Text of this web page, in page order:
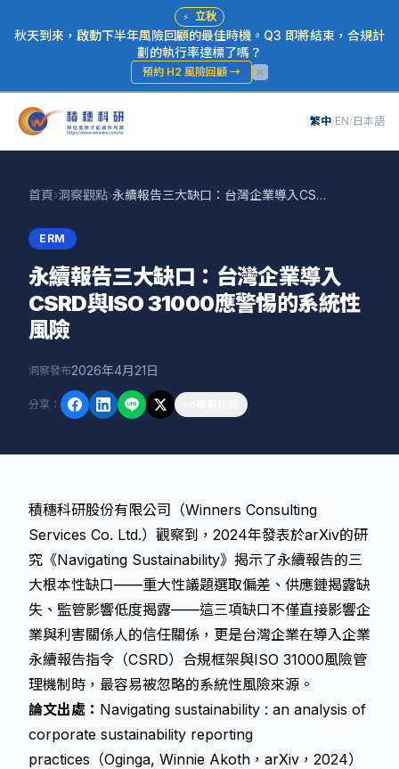
⚡ 立秋
秋天到來，啟動下半年風險回顧的最佳時機。Q3 即將結束，合規計
劃的執行率達標了嗎？
預約 H2 風險回顧 →
繁中/EN/日本語
首頁›洞察觀點› 永續報告三大缺口：台灣企業導入CSRD與ISO 31000應警惕的系統性風險
ERM
永續報告三大缺口：台灣企業導入
CSRD與ISO 31000應警惕的系統性
風險
洞察發布2026年4月21日
分享 ：
積穗科研股份有限公司（Winners Consulting
Services Co. Ltd.）觀察到，2024年發表於arXiv的研
究《Navigating Sustainability》揭示了永續報告的三
大根本性缺口——重大性議題選取偏差、供應鏈揭露缺
失、監管影響低度揭露——這三項缺口不僅直接影響企
業與利害關係人的信任關係，更是台灣企業在導入企業
永續報告指令 （CSRD）合規框架與ISO 31000風險管
理機制時，最容易被忽略的系統性風險來源。
論文出處： Navigating sustainability : an analysis of
corporate sustainability reporting
practices（Oginga, Winnie Akoth，arXiv，2024）